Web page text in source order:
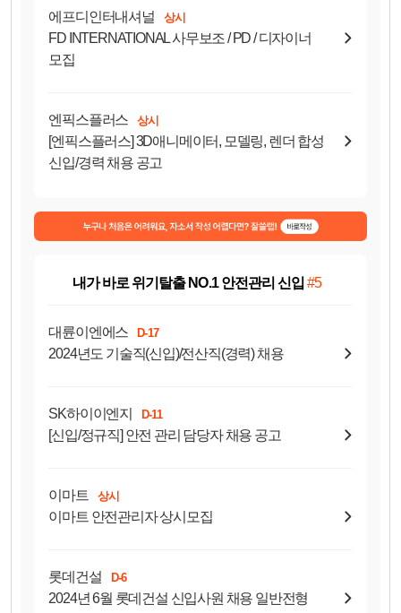
에프디인터내셔널 상시
FD INTERNATIONAL 사무보조 / PD / 디자이너
모집
엔픽스플러스 상시
[엔픽스플러스] 3D애니메이터, 모델링, 렌더 합성
신입/경력 채용 공고
내가 바로 위기탈출 NO.1 안전관리 신입 #5
대륜이엔에스 D-17
2024년도 기술직(신입)/전산직(경력) 채용
SK하이이엔지 D-11
[신입/정규직] 안전 관리 담당자 채용 공고
이마트 상시
이마트 안전관리자 상시모집
롯데건설 D-6
2024년 6월 롯데건설 신입사원 채용 일반전형